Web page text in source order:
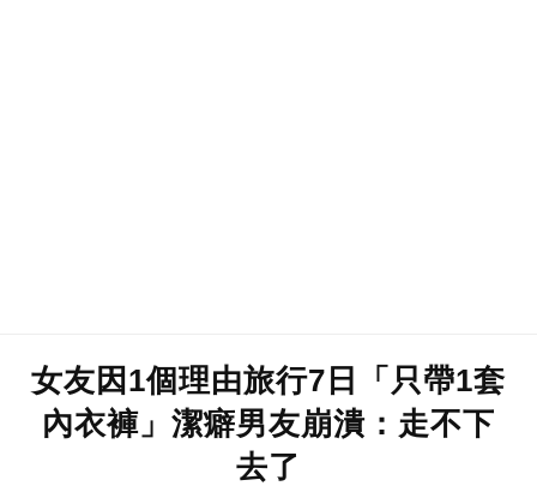
女友因1個理由旅行7日「只帶1套
內衣褲」潔癖男友崩潰：走不下
去了